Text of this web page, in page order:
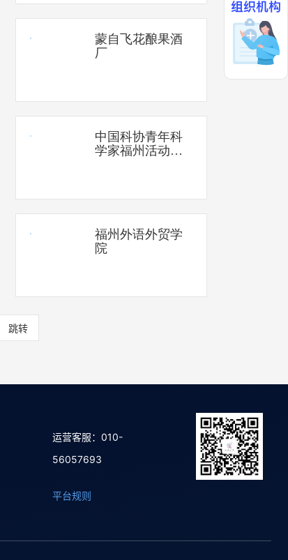
蒙自飞花酿果酒
厂
中国科协青年科
学家福州活动基
福州外语外贸学
院
运营客服：010-
56057693
平台规则